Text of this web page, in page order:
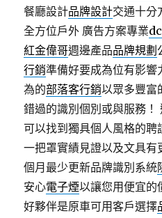
餐廳設計品牌設計交通十分
全方位戶外 廣告方案專業
紅金偉哥週邊產品品牌規劃
行銷準備好要成為位有影
為的部落客行銷以眾多豐富
錯過的識別個別或與服務！
可以找到獨具個人風格的聘
一把罩實績見證以及文具有
個月最少更新品牌識別系統
安心電子煙以讓您用便宜的
好夥伴是原車可用客戶選擇